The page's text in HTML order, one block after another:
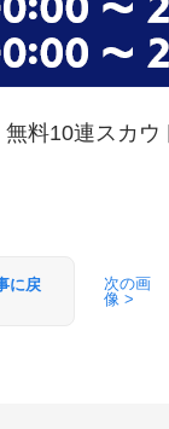
料10連スカウ
に戻
次の画
像 >